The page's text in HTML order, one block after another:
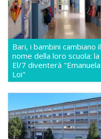
Bari, i bambini cambiano il
nome della loro scuola: la
El/7 diventerà "Emanuela
Loi"